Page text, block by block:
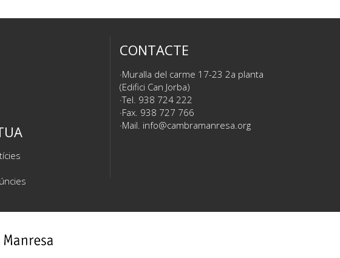
CONTACTE
Muralla del carme 17-23 2a planta
(Edifici Can Jorba)
Tel. 938 724 222
Fax. 938 727 766
Mail. info@cambramanresa.org